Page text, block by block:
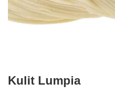
Kulit Lumpia